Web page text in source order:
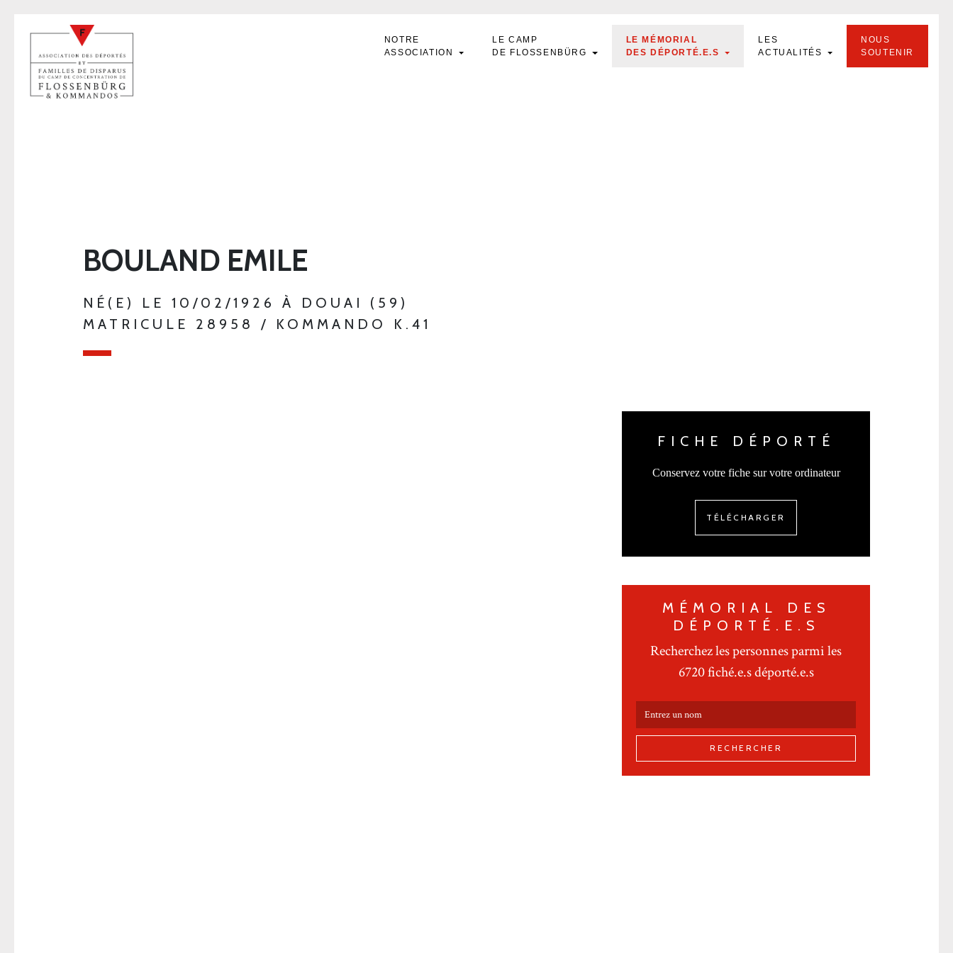
NOTRE
ASSOCIATION
LE CAMP
DE FLOSSENBÜRG
LE MÉMORIAL
DES DÉPORTÉ.E.S
LES
ACTUALITÉS
NOUS
SOUTENIR
BOULAND EMILE
NÉ(E) LE 10/02/1926 À DOUAI (59)
MATRICULE 28958 / KOMMANDO K.41
FICHE DÉPORTÉ
Conservez votre fiche sur votre ordinateur
TÉLÉCHARGER
MÉMORIAL DES
DÉPORTÉ.E.S
Recherchez les personnes parmi les
6720 fiché.e.s déporté.e.s
RECHERCHER